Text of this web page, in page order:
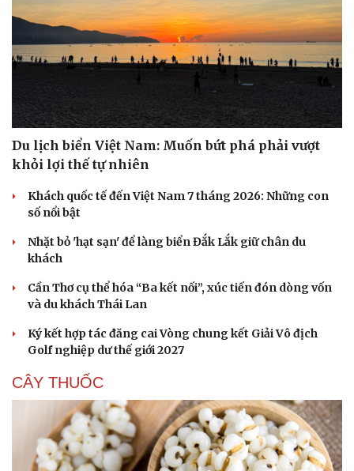
Du lịch biển Việt Nam: Muốn bứt phá phải vượt
khỏi lợi thế tự nhiên
Khách quốc tế đến Việt Nam 7 tháng 2026: Những con
số nổi bật
Nhặt bỏ 'hạt sạn' để làng biển Đắk Lắk giữ chân du
khách
Cần Thơ cụ thể hóa “Ba kết nối”, xúc tiến đón dòng vốn
và du khách Thái Lan
Ký kết hợp tác đăng cai Vòng chung kết Giải Vô địch
Golf nghiệp dư thế giới 2027
CÂY THUỐC